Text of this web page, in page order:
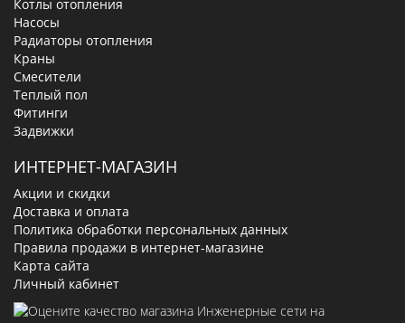
Котлы отопления
Насосы
Радиаторы отопления
Краны
Смесители
Теплый пол
Фитинги
Задвижки
ИНТЕРНЕТ-МАГАЗИН
Акции и скидки
Доставка и оплата
Политика обработки персональных данных
Правила продажи в интернет-магазине
Карта сайта
Личный кабинет